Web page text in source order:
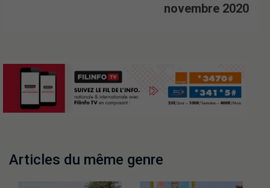
novembre 2020
Articles du même genre